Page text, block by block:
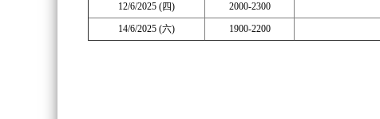
12/6/2025 (四)
2000-2300
14/6/2025 (六)
1900-2200